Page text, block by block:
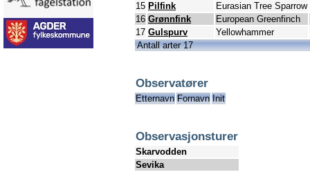
15 Pilfink
Eurasian Tree Sparrow
16 Grønnfink
European Greenfinch
17 Gulspurv
Yellowhammer
Antall arter 17
Observatører
Etternavn Fornavn Init
Observasjonsturer
Skarvodden
Sevika